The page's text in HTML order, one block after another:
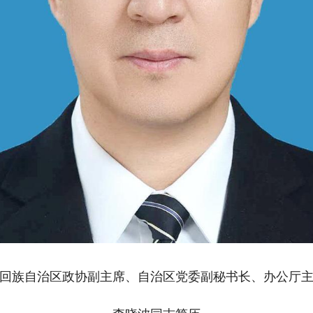
族自治区政协副主席、自治区党委副秘书长、办公厅